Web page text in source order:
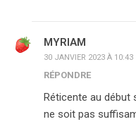
MYRIAM
30 JANVIER 2023 À 10:43
RÉPONDRE
Réticente au début
ne soit pas